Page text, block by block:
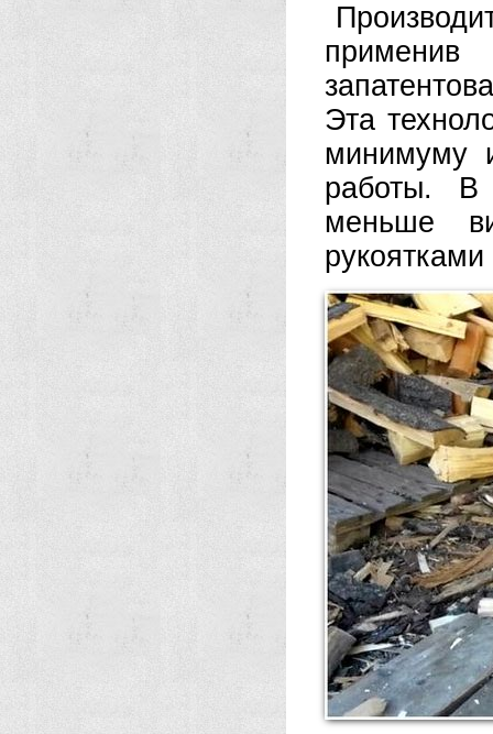
Эта
минимуму
работы. В
меньше